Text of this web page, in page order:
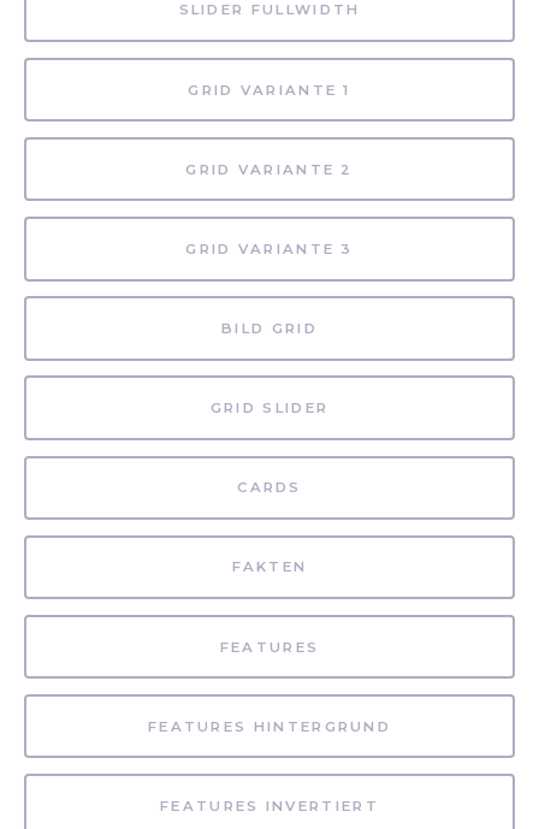
SLIDER FULLWIDTH
GRID VARIANTE 1
GRID VARIANTE 2
GRID VARIANTE 3
BILD GRID
GRID SLIDER
CARDS
FAKTEN
FEATURES
FEATURES HINTERGRUND
FEATURES INVERTIERT